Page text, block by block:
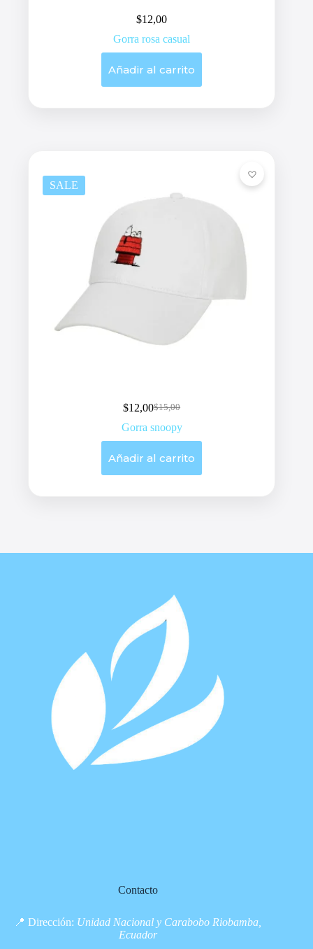
$12,00
Gorra rosa casual
Añadir al carrito
SALE
$15,00
Original
price
$12,00Current
price
Gorra snoopy
Añadir al carrito
Contacto
📍 Dirección: Unidad Nacional y Carabobo Riobamba,
Ecuador